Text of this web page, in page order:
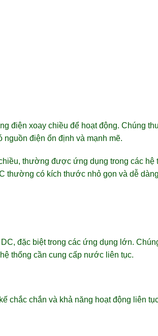
điện xoay chiều để hoạt động. Chúng
điện ổn định và mạnh mẽ.
thường được ứng dụng trong các
thường có kích thước nhỏ gọn và dễ
đặc biệt trong các ứng dụng lớn.
thống cần cung cấp nước liên tục.
chắc chắn và khả năng hoạt động liên